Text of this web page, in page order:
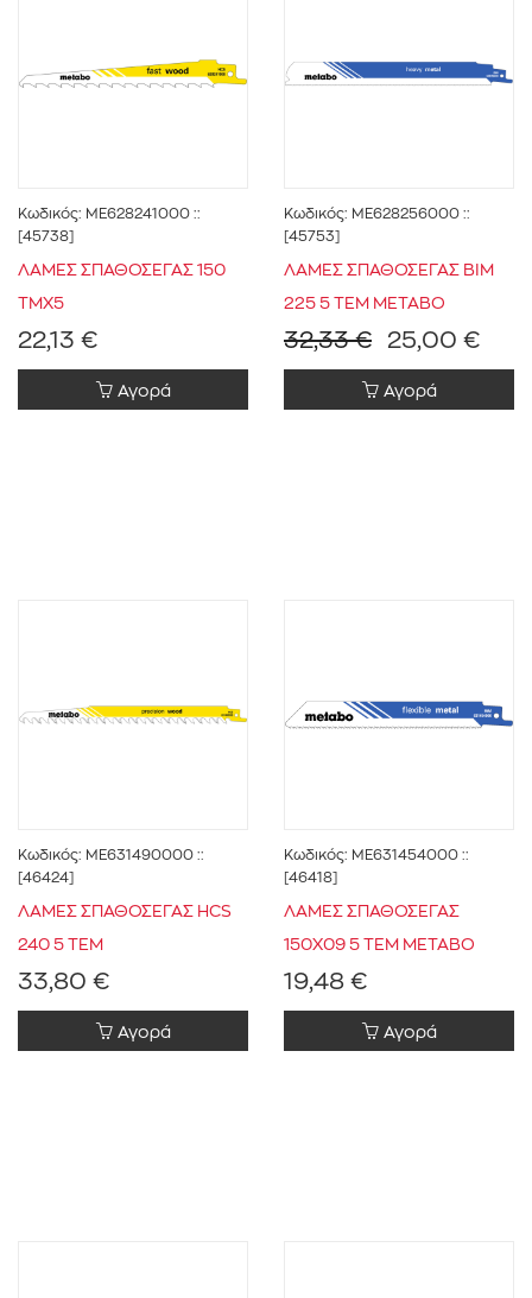
Κωδικός: ME628241000 ::
[45738]
ΛΑΜΕΣ ΣΠΑΘΟΣΕΓΑΣ 150
ΤΜΧ5
22,13 €
Αγορά
Κωδικός: ME628256000 ::
[45753]
ΛΑΜΕΣ ΣΠΑΘΟΣΕΓΑΣ BIM
225 5 TEM METABO
32,33 € 25,00 €
Αγορά
Κωδικός: ME631490000 ::
[46424]
ΛΑΜΕΣ ΣΠΑΘΟΣΕΓΑΣ HCS
240 5 ΤΕΜ
33,80 €
Αγορά
Κωδικός: ME631454000 ::
[46418]
ΛΑΜΕΣ ΣΠΑΘΟΣΕΓΑΣ
150Χ09 5 ΤΕΜ METABO
19,48 €
Αγορά